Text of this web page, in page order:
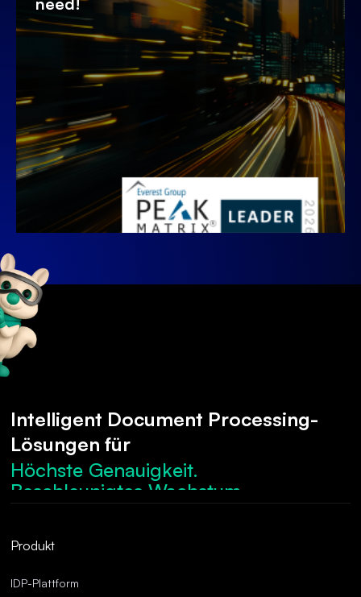
Intelligent Document Processing-
Lösungen für
Höchste Genauigkeit.
Beschleunigtes Wachstum.
Robuste Compliance.
Überragende Genauigkeit.
Produkt
IDP-Plattform